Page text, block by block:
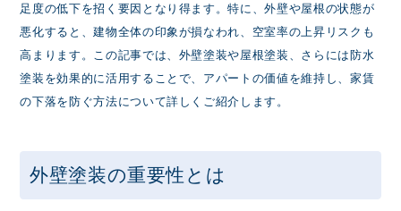
足度の低下を招く要因となり得ます。特に、外壁や屋根の状態が
悪化すると、建物全体の印象が損なわれ、空室率の上昇リスクも
高まります。この記事では、外壁塗装や屋根塗装、さらには防水
塗装を効果的に活用することで、アパートの価値を維持し、家賃
の下落を防ぐ方法について詳しくご紹介します。
外壁塗装の重要性とは